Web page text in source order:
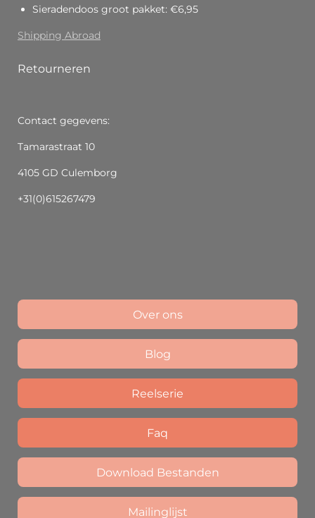
Sieradendoos groot pakket: €6,95
Shipping Abroad
Retourneren
Contact gegevens:
Tamarastraat 10
4105 GD Culemborg
+31(0)615267479
Over ons
Blog
Reelserie
Faq
Download Bestanden
Mailinglijst